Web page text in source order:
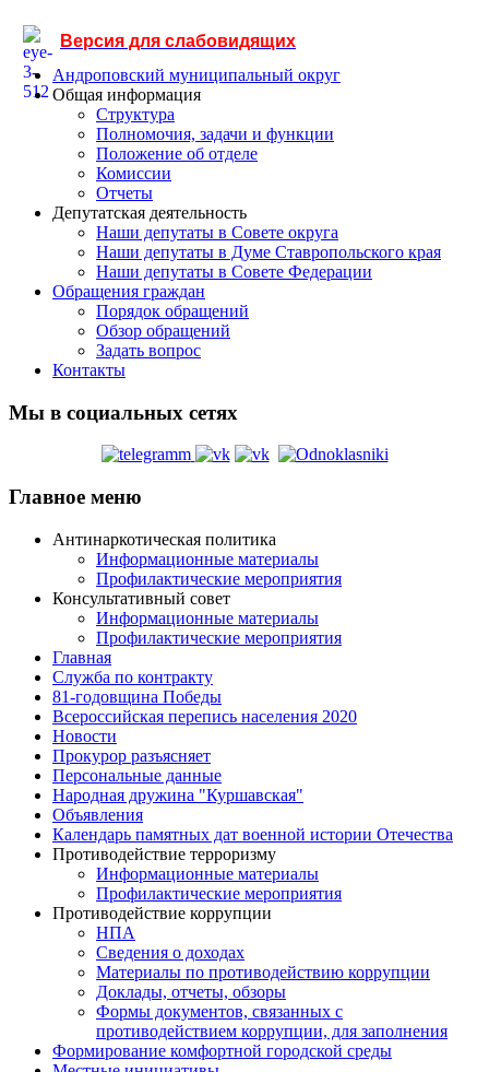
Версия для слабовидящих
Андроповский муниципальный округ
Общая информация
Структура
Полномочия, задачи и функции
Положение об отделе
Комиссии
Отчеты
Депутатская деятельность
Наши депутаты в Совете округа
Наши депутаты в Думе Ставропольского края
Наши депутаты в Совете Федерации
Обращения граждан
Порядок обращений
Обзор обращений
Задать вопрос
Контакты
Мы в социальных сетях
Главное меню
Антинаркотическая политика
Информационные материалы
Профилактические мероприятия
Консультативный совет
Информационные материалы
Профилактические мероприятия
Главная
Служба по контракту
81-годовщина Победы
Всероссийская перепись населения 2020
Новости
Прокурор разъясняет
Персональные данные
Народная дружина "Куршавская"
Объявления
Календарь памятных дат военной истории Отечества
Противодействие терроризму
Информационные материалы
Профилактические мероприятия
Противодействие коррупции
НПА
Сведения о доходах
Материалы по противодействию коррупции
Доклады, отчеты, обзоры
Формы документов, связанных с
противодействием коррупции, для заполнения
Формирование комфортной городской среды